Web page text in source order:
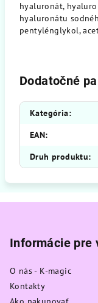
hyaluronát,
hyaluronátu
pentylénglykol,
Dodatočné
Kategória:
EAN:
Druh produktu:
Informácie pre
O nás - K-magic
Kontakty